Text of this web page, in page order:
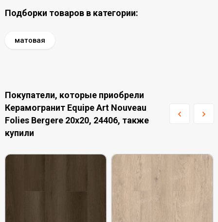
Подборки товаров в категории:
матовая
Покупатели, которые приобрели
Керамогранит Equipe Art Nouveau
Folies Bergere 20x20, 24406, также
купили